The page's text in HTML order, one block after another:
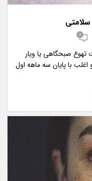
0
صبحگاهی یا ویار
با پایان سه ماهه اول